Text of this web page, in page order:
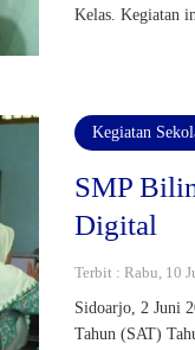
Kelas. Kegiatan
Kegiatan
SMP
Digital
Terbit : Rabu, 10
Sidoarjo, 2 Juni
Tahun (SAT)